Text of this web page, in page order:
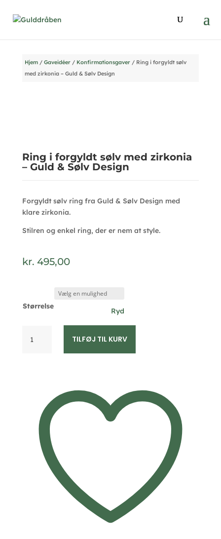
Hjem/ Gaveidéer/ Konfirmationsgaver/ Ring i forgyldt sølv
med zirkonia – Guld & Sølv Design
Ring i forgyldt sølv med zirkonia
– Guld & Sølv Design
Forgyldt sølv ring fra Guld & Sølv Design med
klare zirkonia.
Stilren og enkel ring, der er nem at style.
kr. 495,00
Størrelse
Ryd
Design
TILFØJ TIL KURV